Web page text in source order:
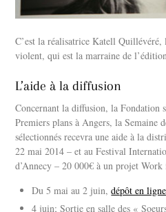
C’est la réalisatrice Katell
violent, qui est la marraine de
L’aide à la diffusion
Concernant la diffusion, la Fondation
Premiers plans à Angers, la Semaine
sélectionnés recevra une aide à la
22 mai 2014 – et au Festival
d’Annecy – 20 000€ à un projet Work
Du 5 mai au 2 juin,dépôt en
4 juin; Sortie en salle des «